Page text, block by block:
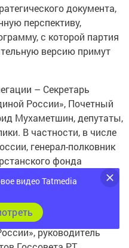
документа,
перспективу,
с которой партия
версию примут
– Секретарь
России», Почетный
Мухаметшин, депутаты,
В частности, в числе
генерал-полковник
фонда
и развития,
руководитель
России» Марат
партпроекта
руководитель
видео Tatmedia